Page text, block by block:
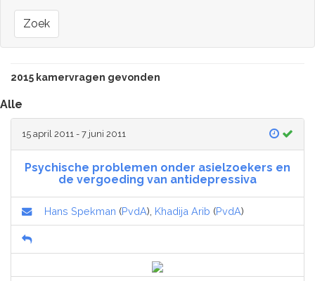
Zoek
2015 kamervragen gevonden
Alle
15 april 2011 - 7 juni 2011
Psychische problemen onder asielzoekers en
de vergoeding van antidepressiva
Hans Spekman (PvdA), Khadija Arib (PvdA)